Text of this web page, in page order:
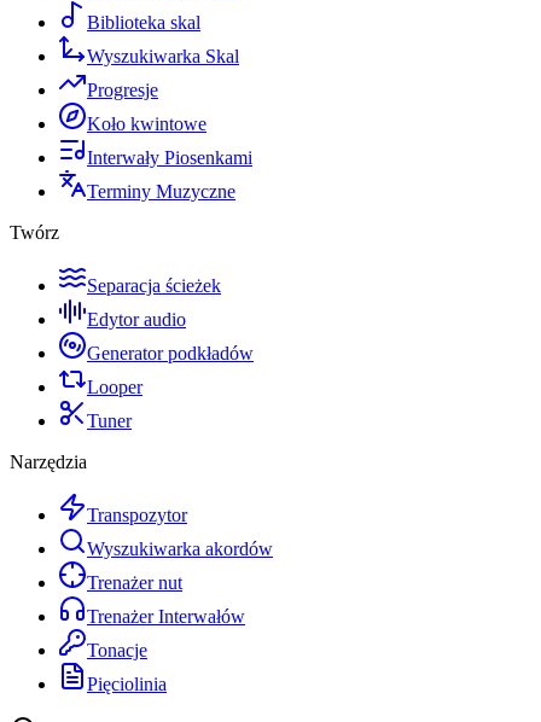
Biblioteka skal
Wyszukiwarka Skal
Progresje
Koło kwintowe
Interwały Piosenkami
Terminy Muzyczne
Twórz
Separacja ścieżek
Edytor audio
Generator podkładów
Looper
Tuner
Narzędzia
Transpozytor
Wyszukiwarka akordów
Trenażer nut
Trenażer Interwałów
Tonacje
Pięciolinia